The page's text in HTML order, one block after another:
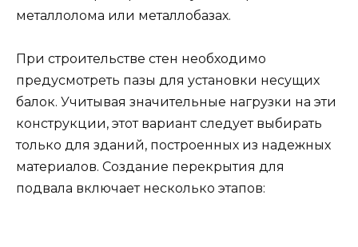
металлолома или металлобазах.
При строительстве стен необходимо
предусмотреть пазы для установки несущих
балок. Учитывая значительные нагрузки на эти
конструкции, этот вариант следует выбирать
только для зданий, построенных из надежных
материалов. Создание перекрытия для
подвала включает несколько этапов: